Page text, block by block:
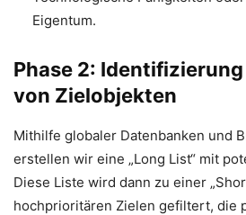
Eigentum.
Phase 2:
von Zielobjekten
Mithilfe globaler Datenbanken und
erstellen wir eine „Long List“ mit
Diese Liste wird dann zu einer
hochprioritären Zielen gefiltert, die